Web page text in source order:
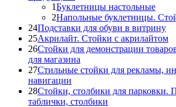
1Буклетницы настольные
2Напольные буклетницы.
24Подставки для обуви в витрину
25Акрилайт. Стойки с акрилайтом
26Стойки для демонстрации
для магазина
27Стильные стойки для рекламы,
навигации
28Стойки, столбики для парковки.
таблички, столбики